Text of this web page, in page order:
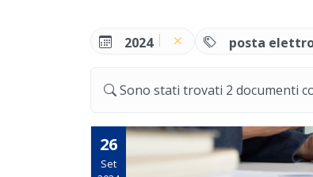
2024 posta
Sono stati trovati 2 documenti
26
Set